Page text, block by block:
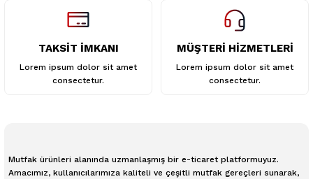
TAKSİT İMKANI
Lorem ipsum dolor sit amet
consectetur.
MÜŞTERİ HİZMETLERİ
Lorem ipsum dolor sit amet
consectetur.
Mutfak ürünleri alanında uzmanlaşmış bir e-ticaret platformuyuz.
Amacımız, kullanıcılarımıza kaliteli ve çeşitli mutfak gereçleri sunarak,